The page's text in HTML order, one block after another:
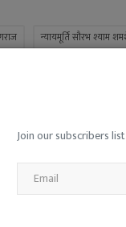
Join our subscribers
न्यायमूर्ति सौरभ श्याम
का तोहफा,
मजदूरी की द...
ये